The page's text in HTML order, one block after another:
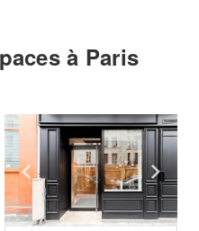
à Paris
next slide
Show previous slide